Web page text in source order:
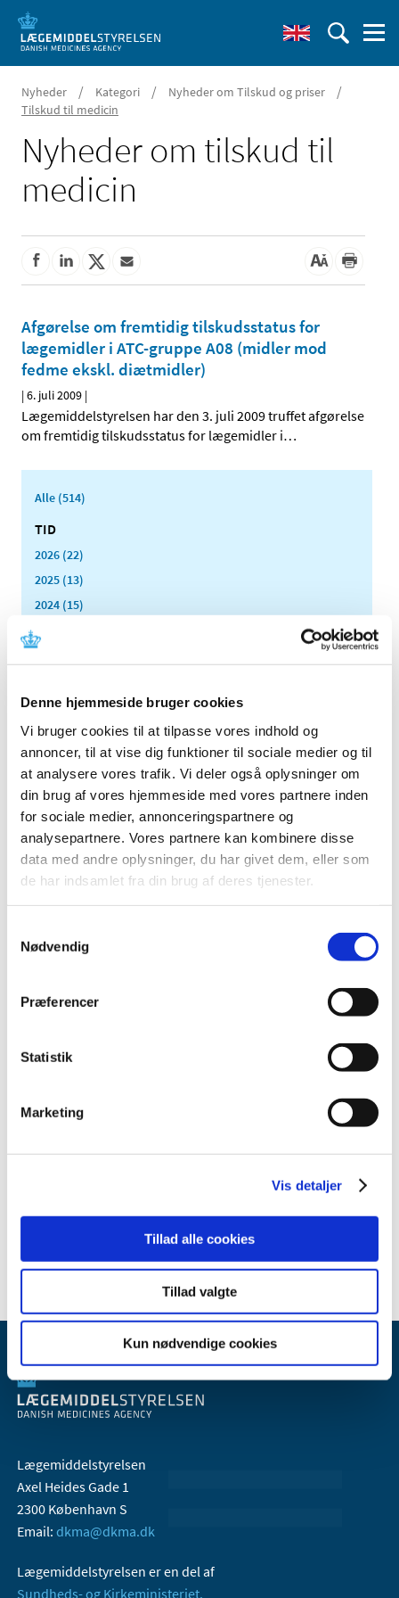
Denne hjemmeside bruger cookies
Vi bruger cookies til at tilpasse vores indhold og
annoncer, til at vise dig funktioner til sociale medier og til
at analysere vores trafik. Vi deler også oplysninger om
din brug af vores hjemmeside med vores partnere inden
for sociale medier, annonceringspartnere og
analysepartnere. Vores partnere kan kombinere disse
data med andre oplysninger, du har givet dem, eller som
de har indsamlet fra din brug af deres tjenester.
Nødvendig
Præferencer
Statistik
Marketing
Vis detaljer
Tillad alle cookies
Tillad valgte
Kun nødvendige cookies
Nyheder / Kategori / Nyheder om Tilskud og priser /
Tilskud til medicin
Nyheder om tilskud til
medicin
Afgørelse om fremtidig tilskudsstatus for
lægemidler i ATC-gruppe A08 (midler mod
fedme ekskl. diætmidler)
|6. juli 2009 |
Lægemiddelstyrelsen har den 3. juli 2009 truffet afgørelse
om fremtidig tilskudsstatus for lægemidler i…
Alle (514)
TID
2026 (22)
2025 (13)
2024 (15)
2020 (13)
2019 (41)
2018 (46)
2017 (36)
2016 (48)
2015 (31)
2014 (44)
2013 (45)
2012 (44)
2010 (7)
december (2)
oktober (1)
juni (5)
2006 (9)
Lægemiddelstyrelsen
Axel Heides Gade 1
2300 København S
Email: dkma@dkma.dk
Lægemiddelstyrelsen er en del af
Sundheds- og Kirkeministeriet.